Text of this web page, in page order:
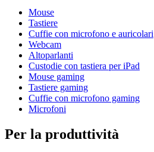
Mouse
Tastiere
Cuffie con microfono e auricolari
Webcam
Altoparlanti
Custodie con tastiera per iPad
Mouse gaming
Tastiere gaming
Cuffie con microfono gaming
Microfoni
Per la produttività